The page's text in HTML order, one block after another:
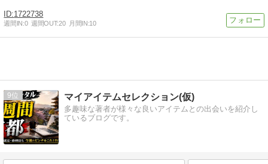
1722738
週間IN:0 週間OUT:20 月間IN:10
9 マイアイテムセレクション(仮)
多趣味な著者が様々な良いアイテムとの出会いを紹介し
ているブログです。